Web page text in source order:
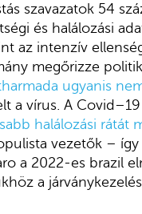
szavazatok 54
és halálozási
az intenzív
megőrizze
ugyanis
a vírus. A
halálozási rátát
vezetők –
a 2022-es brazil
a